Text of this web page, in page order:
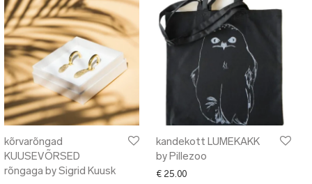
kõrvarõngad
KUUSEVÕRSED
rõngaga by Sigrid Kuusk
kandekott LUMEKAKK
by Pillezoo
€ 25.00